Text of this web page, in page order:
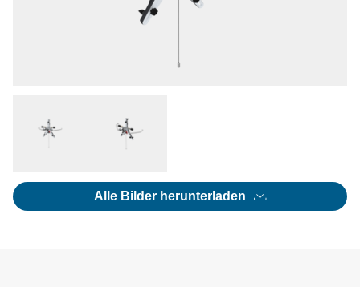
Alle Bilder herunterladen